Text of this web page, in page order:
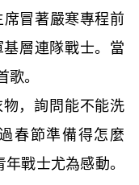
冒著嚴寒專程前
層連隊戰士。當
。
，詢問能不能洗
春節準備得怎麼
戰士尤為感動。